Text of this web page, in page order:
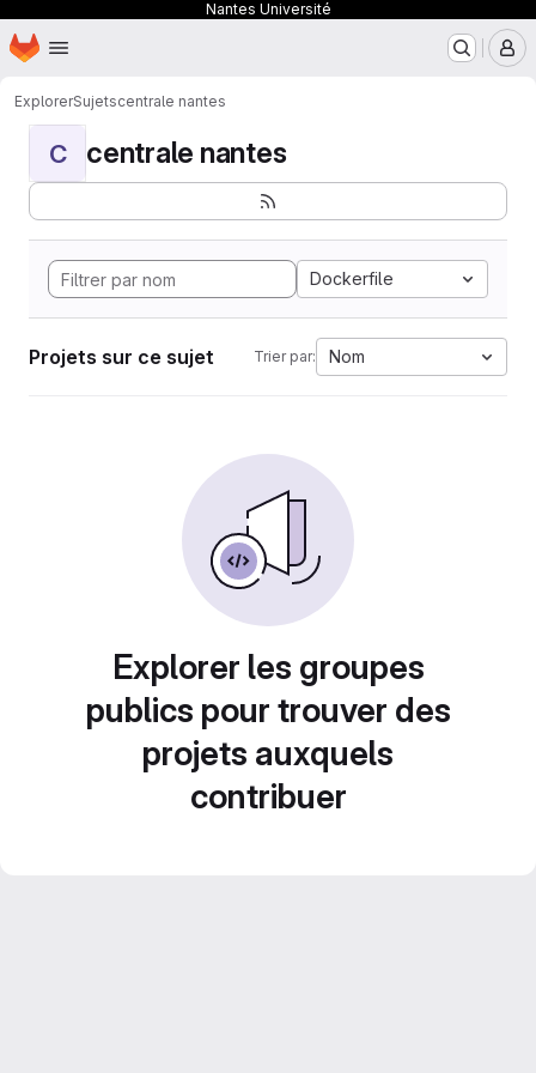
Nantes Université
Passer au contenu principal
Page d'accueil
ExplorerSujetscentrale nantes
C centrale nantes
Dockerfile
Projets sur ce sujet Trier par: Nom
Explorer les groupes
publics pour trouver des
projets auxquels
contribuer